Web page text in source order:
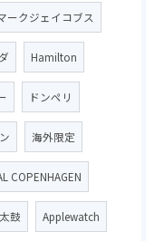
ークジェイコブス
Hamilton
ドンペリ
海外限定
COPENHAGEN
太鼓 Applewatch